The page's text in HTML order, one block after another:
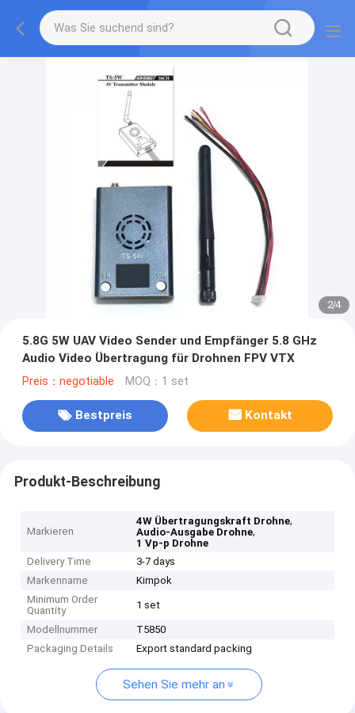
2/4
5.8G 5W UAV Video Sender und Empfänger 5.8 GHz
Audio Video Übertragung für Drohnen FPV VTX
Preis：negotiable MOQ：1 set
Bestpreis Kontakt
Produkt-Beschreibung
Markieren
4W Übertragungskraft Drohne,
Audio-Ausgabe Drohne,
1 Vp-p Drohne
Delivery Time
3-7 days
Markenname
Kimpok
Minimum Order
Quantity
1 set
Modellnummer
T5850
Packaging Details
Export standard packing
Sehen Sie mehr an